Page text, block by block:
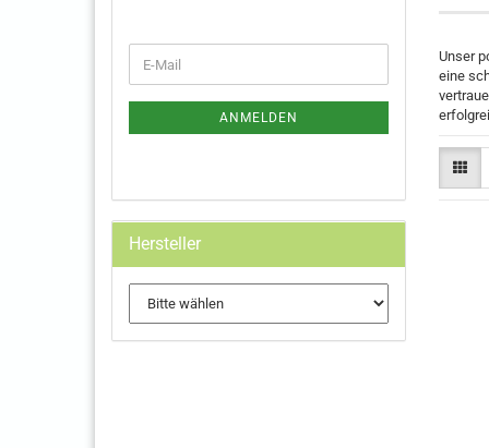
Unser
eine
ZUR
E-
Mail
ANMELDEN
Hersteller